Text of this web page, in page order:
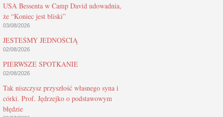
USA Bessenta w Camp David udowadnia,
że “Koniec jest bliski”
03/08/2026
JESTEŚMY JEDNOŚCIĄ
02/08/2026
PIERWSZE SPOTKANIE
02/08/2026
Tak niszczysz przyszłość własnego syna i
córki. Prof. Jędrzejko o podstawowym
błędzie